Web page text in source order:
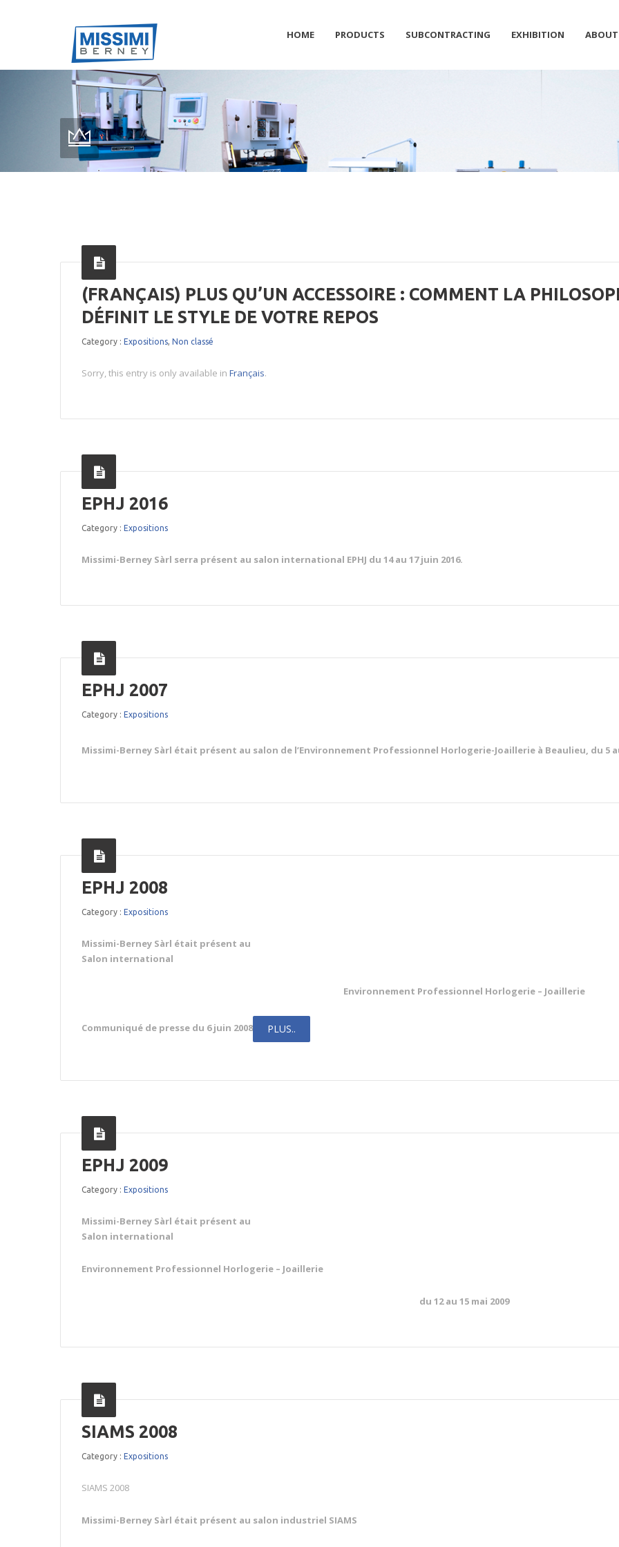
HOME PRODUCTS SUBCONTRACTING EXHIBITION ABOUT
(FRANÇAIS) PLUS QU’UN ACCESSOIRE : COMMENT LA
DÉFINIT LE STYLE DE VOTRE REPOS
Category : Expositions, Non classé
Sorry, this entry is only available in Français.
EPHJ 2016
Category : Expositions
Missimi-Berney Sàrl serra présent au salon international EPHJ du 14 au 17 juin 2016.
EPHJ 2007
Category : Expositions
Missimi-Berney Sàrl était présent au salon de l’Environnement Professionnel Horlogerie-Joaillerie à Beaulieu, du 5
EPHJ 2008
Category : Expositions
Missimi-Berney Sàrl était présent au
Salon international
Environnement Professionnel Horlogerie – Joaillerie
Communiqué de presse du 6 juin 2008 PLUS..
EPHJ 2009
Category : Expositions
Missimi-Berney Sàrl était présent au
Salon international
Environnement Professionnel Horlogerie – Joaillerie
du 12 au 15 mai 2009
SIAMS 2008
Category : Expositions
SIAMS 2008
Missimi-Berney Sàrl était présent au salon industriel SIAMS